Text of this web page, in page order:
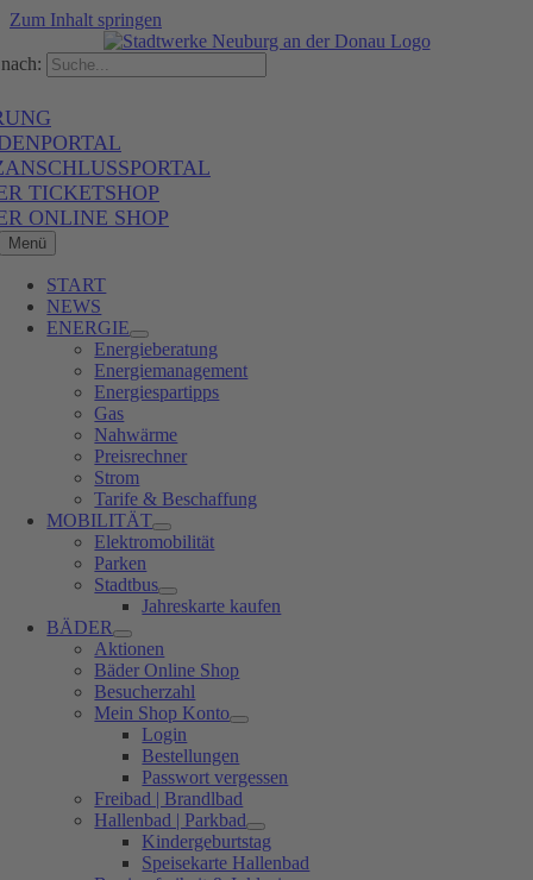
Zum Inhalt springen
TICKETSHOP
ONLINE SHOP
Menü
START
NEWS
ENERGIE
Energieberatung
Energiemanagement
Energiespartipps
Gas
Nahwärme
Preisrechner
Strom
Tarife & Beschaffung
MOBILITÄT
Elektromobilität
Parken
Stadtbus
Jahreskarte kaufen
BÄDER
Aktionen
Bäder Online Shop
Besucherzahl
Mein Shop Konto
Login
Bestellungen
Passwort vergessen
Freibad | Brandlbad
Hallenbad | Parkbad
Kindergeburtstag
Speisekarte Hallenbad